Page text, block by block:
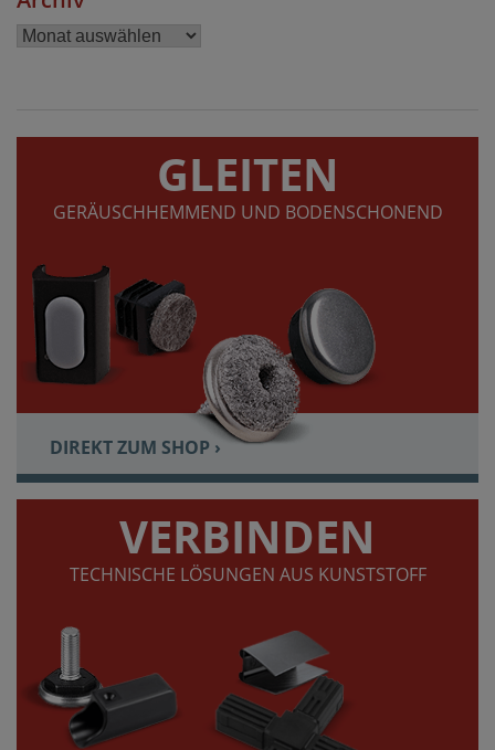
Archiv
GLEITEN
GERÄUSCHHEMMEND UND BODENSCHONEND
DIREKT ZUM SHOP ›
VERBINDEN
TECHNISCHE LÖSUNGEN AUS KUNSTSTOFF